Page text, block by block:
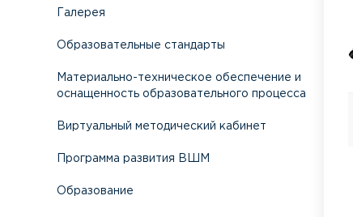
Галерея
Образовательные стандарты
Материально-техническое обеспечение и
оснащенность образовательного процесса
Виртуальный методический кабинет
Программа развития ВШМ
Образование